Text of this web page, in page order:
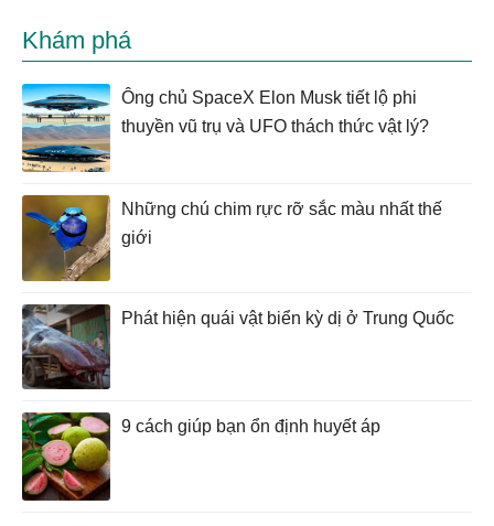
Khám phá
Ông chủ SpaceX Elon Musk tiết lộ phi
thuyền vũ trụ và UFO thách thức vật lý?
Những chú chim rực rỡ sắc màu nhất thế
giới
Phát hiện quái vật biển kỳ dị ở Trung Quốc
9 cách giúp bạn ổn định huyết áp